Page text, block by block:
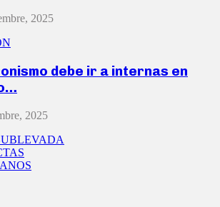
2025
debe ir a internas en
2025